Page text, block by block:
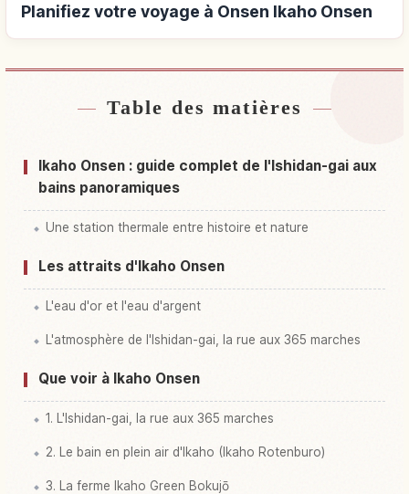
Planifiez votre voyage à Onsen Ikaho Onsen
Hébergements près de Onsen Ikaho Onsen
Activités à Onsen Ikaho Onsen↗
Table des matières
Ikaho Onsen : guide complet de l'Ishidan-gai aux
bains panoramiques
Une station thermale entre histoire et nature
Les attraits d'Ikaho Onsen
L'eau d'or et l'eau d'argent
L'atmosphère de l'Ishidan-gai, la rue aux 365 marches
Que voir à Ikaho Onsen
1. L'Ishidan-gai, la rue aux 365 marches
2. Le bain en plein air d'Ikaho (Ikaho Rotenburo)
3. La ferme Ikaho Green Bokujō